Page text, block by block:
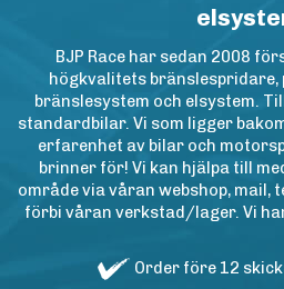
BJP Race har sedan 2008
högkvalitets
bränslesystem och elsystem.
standardbilar. Vi som ligger
erfarenhet av bilar och
brinner för! Vi kan hjälpa till
område via våran webshop, mail,
förbi våran verkstad/lager. Vi
Order före 12